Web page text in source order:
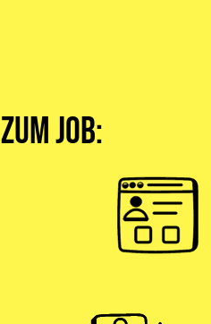
zum Job: